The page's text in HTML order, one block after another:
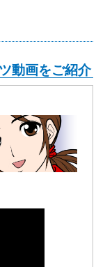
動画をご紹介